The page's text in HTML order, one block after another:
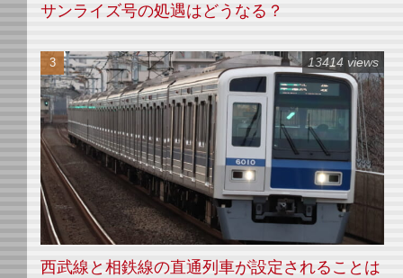
サンライズ号の処遇はどうなる？
西武線と相鉄線の直通列車が設定されることは
13414 views